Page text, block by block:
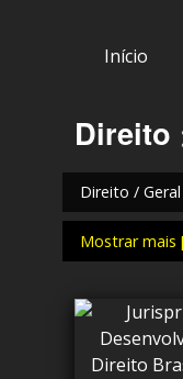
Início
Direito
Direito / Geral
Mostrar mais